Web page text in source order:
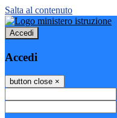
Salta al contenuto
Accedi
Accedi
button close ×